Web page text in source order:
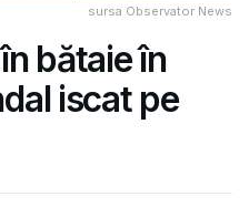
sursa Observator News
bătaie în
iscat pe